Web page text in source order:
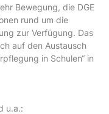
Bewegung, die DGE
rund um die
zur Verfügung. Das
auf den Austausch
in Schulen“ in
u.a.: